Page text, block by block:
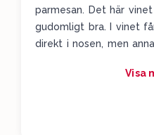
parmesan. Det här
gudomligt bra. I vinet
direkt i nosen, men
längden, men du får
gula äpplen.
rena och fina frukten.
Visa